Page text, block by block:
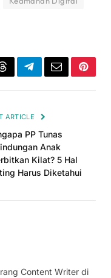
ThreadsTelegramEmail
ARTICLE
PP Tunas
Anak
Kilat? 5 Hal
Harus Diketahui
Content Writer di